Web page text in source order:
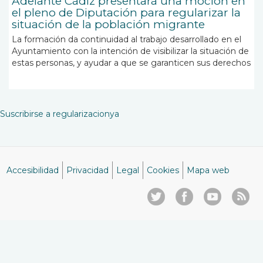
el pleno de Diputación para regularizar la
situación de la población migrante
La formación da continuidad al trabajo desarrollado en el
Ayuntamiento con la intención de visibilizar la situación de
estas personas, y ayudar a que se garanticen sus derechos
Suscribirse a regularizacionya
Accesibilidad Privacidad Legal Cookies Mapa web